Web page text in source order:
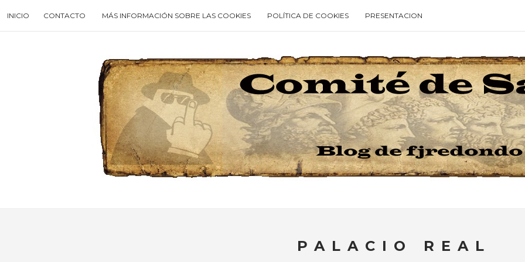
to
content
INICIO CONTACTO MÁS INFORMACIÓN SOBRE LAS COOKIES POLÍTICA DE COOKIES PRESENTACION
then
press
enter
Type your search keyword, and press enter to search
PALACIO REAL